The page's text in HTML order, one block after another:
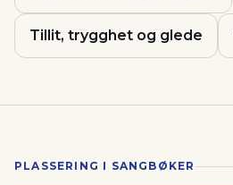
Tillit, trygghet og glede
PLASSERING I SANGBØKER